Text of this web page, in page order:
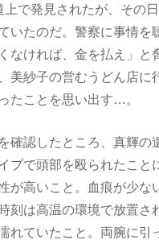
で発見されたが、その
いたのだ。警察に事情を
なければ、金を払え」と
美紗子の営むうどん店
たことを思い出す…。
確認したところ、真輝
プで頭部を殴られたこと
が高いこと。血痕が少な
刻は高温の環境で放置
れていたこと。両腕に